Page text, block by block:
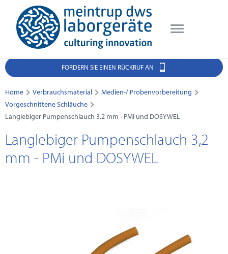
FORDERN SIE EINEN RÜCKRUF AN
Home Verbrauchsmaterial
Medien-/ Probenvorbereitung
Vorgeschnittene Schläuche
Langlebiger Pumpenschlauch 3,2 mm - PMi und DOSYWEL
Langlebiger Pumpenschlauch 3,2
mm - PMi und DOSYWEL